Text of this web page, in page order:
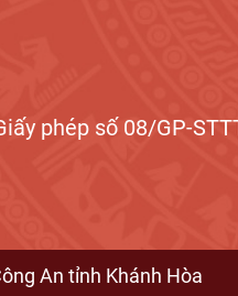
phép số 08/GP-
An tỉnh Khánh Hòa